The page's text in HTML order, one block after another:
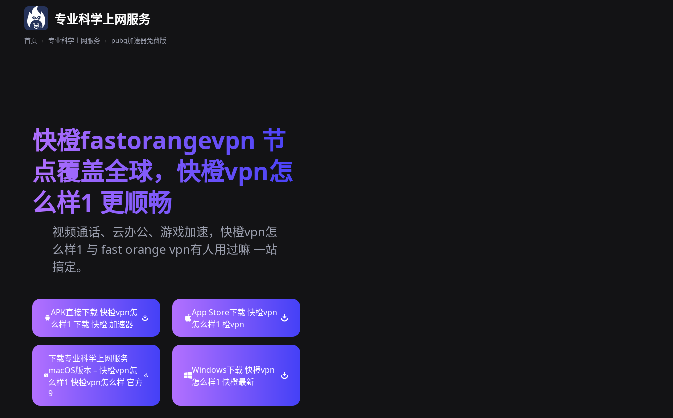
专业科学上网服务
首页 › 专业科学上网服务 › pubg加速器免费版
快橙fastorangevpn 节
点覆盖全球，快橙vpn怎
么样1 更顺畅
视频通话、云办公、游戏加速，快橙vpn怎
么样1 与 fast orange vpn有人用过嘛 一站
搞定。
APK直接下载 快橙vpn怎
么样1 下载 快橙 加速器
App Store下载 快橙vpn
怎么样1 橙vpn
下载专业科学上网服务
macOS版本 – 快橙vpn怎
么样1 快橙vpn怎么样 官方
9
Windows下载 快橙vpn
怎么样1 快橙最新